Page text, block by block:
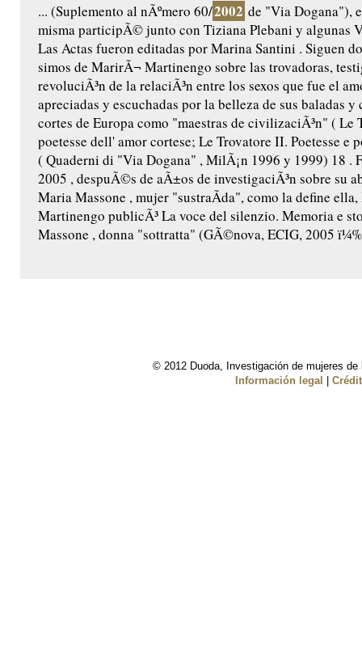
... (Suplemento al nÃºmero 60/2002 de "Via Dogana"),
misma participÃ© junto con Tiziana Plebani y algunas
Las Actas fueron editadas por Marina Santini . Siguen
simos de MarirÃ¬ Martinengo sobre las trovadoras,
revoluciÃ³n de la relaciÃ³n entre los sexos que fue el
apreciadas y escuchadas por la belleza de sus baladas y
cortes de Europa como "maestras de civilizaciÃ³n" ( Le
poetesse dell' amor cortese; Le Trovatore II. Poetesse e
( Quaderni di "Via Dogana" , MilÃ¡n 1996 y 1999) 18 .
2005 , despuÃ©s de aÃ±os de investigaciÃ³n sobre su
Maria Massone , mujer "sustraÃ­da", como la define
Martinengo publicÃ³ La voce del silenzio. Memoria e
Massone , donna "sottratta" (GÃ©nova, ECIG, 2005
© 2012 Duoda, Investigación de mujeres
Información legal